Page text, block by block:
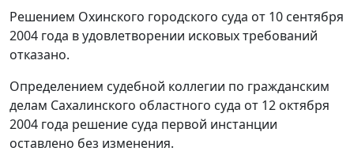
Решением Охинского городского суда от 10 сентября
2004 года в удовлетворении исковых требований
отказано.
Определением судебной коллегии по гражданским
делам Сахалинского областного суда от 12 октября
2004 года решение суда первой инстанции
оставлено без изменения.